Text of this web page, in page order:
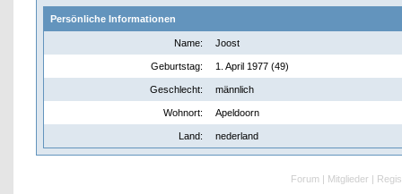
Persönliche Informationen
Name: Joost
Geburtstag: 1. April 1977 (49)
Geschlecht: männlich
Wohnort: Apeldoorn
Land: nederland
Forum | Mitglieder |